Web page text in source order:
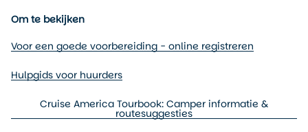
Om te bekijken
Voor een goede voorbereiding - online registreren
Hulpgids voor huurders
Cruise America Tourbook: Camper informatie &
routesuggesties